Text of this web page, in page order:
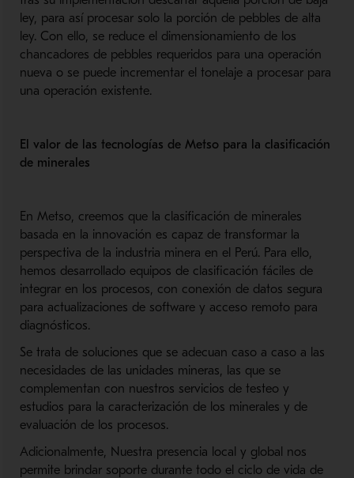
ley, para así procesar solo la porción de pebbles de alta
ley. Con ello, se reduce el dimensionamiento de los
chancadores de pebbles requeridos para una operación
nueva o se puede incrementar el tonelaje a procesar para
una operación existente.
El valor de las tecnologías de Metso para la clasificación
de minerales
En Metso, creemos que la clasificación de minerales
basada en la innovación es capaz de transformar la
perspectiva de la industria minera en el Perú. Para ello,
hemos desarrollado equipos de clasificación fáciles de
integrar en los procesos, con conexión de datos segura
para actualizaciones de software y acceso remoto para
diagnósticos.
Se trata de soluciones que se adecuan caso a caso a las
necesidades de las unidades mineras, las que se
complementan con nuestros servicios de testeo y
estudios para la caracterización de los minerales y de
evaluación de los procesos.
Adicionalmente, Nuestra presencia local y global nos
permite brindar soporte durante todo el ciclo de vida de